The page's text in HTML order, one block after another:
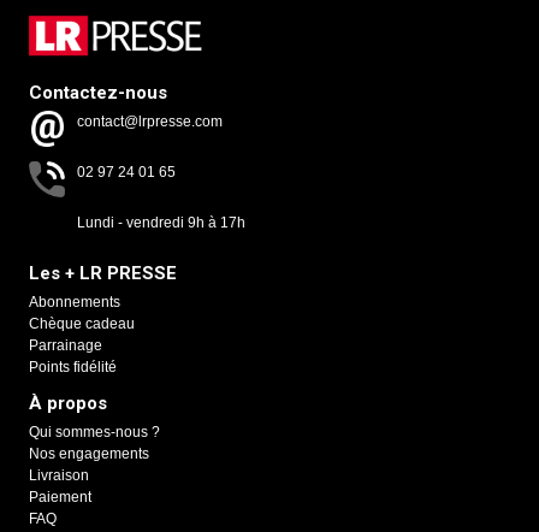
Contactez-nous
contact@lrpresse.com
02 97 24 01 65
Lundi - vendredi 9h à 17h
Les + LR PRESSE
Abonnements
Chèque cadeau
Parrainage
Points fidélité
À propos
Qui sommes-nous ?
Nos engagements
Livraison
Paiement
FAQ